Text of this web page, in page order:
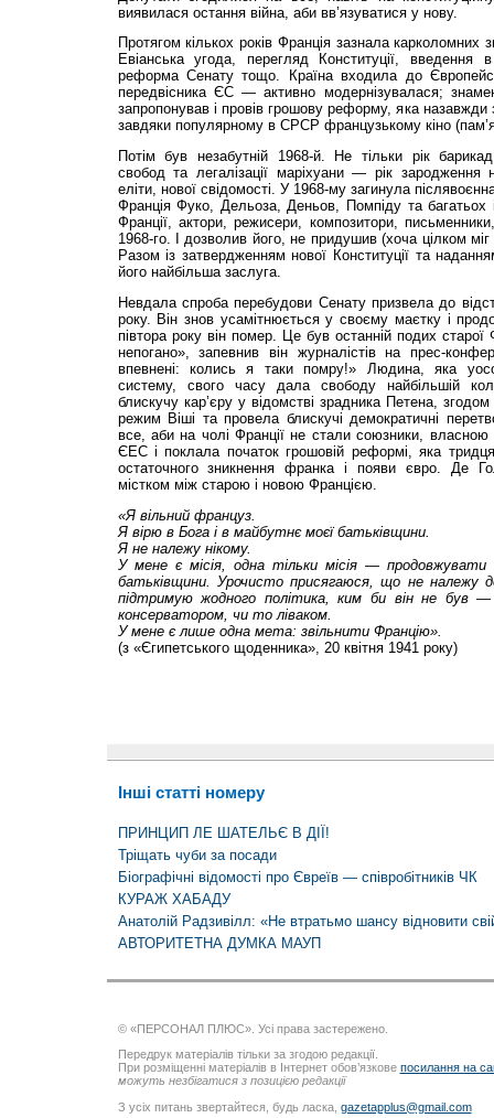
виявилася остання війна, аби вв’язуватися у нову.
Протягом кількох років Франція зазнала
Евіанська угода, перегляд Конституції, введення в
реформа Сенату тощо. Країна входила до
передвісника ЄС — активно модернізувалася;
запропонував і провів грошову реформу, яка назавжди
завдяки популярному в СРСР французькому кіно
Потім був незабутній 1968-й. Не тільки рік
свобод та лега­лізації маріхуани — рік зародження
еліти, нової свідомості. У 1968-му загинула
Франція Фуко, Дельоза, Деньов, Помпіду та багатьох
Франції, актори, режисери, композитори,
1968-го. І дозволив його, не придушив (хоча цілком
Разом із затвердженням нової Конституції та
його найбільша заслуга.
Невдала спроба перебудови Сенату призвела до
року. Він знов усамітнюється у своєму маєтку і
півтора року він помер. Це був останній подих
непогано», запевнив він журналістів на прес-
впевнені: колись я таки помру!» Людина, яка
систему, свого часу дала свободу найбільшій
блискучу кар’єру у відомстві зрадника Петена, згодом
режим Віші та провела блискучі демократичні
все, аби на чолі Франції не стали союзники,
ЄЕС і поклала початок грошовій реформі, яка
остаточного зникнення франка і появи євро. Де
містком між старою і новою Францією.
«Я вільний француз.
Я вірю в Бога і в майбутнє моєї батьківщини.
Я не належу нікому.
У мене є місія, одна тільки місія — продовжувати
батьківщини. Урочисто присягаюся, що не належу
підтримую жодного політика, ким би він не
консерватором, чи то ліваком.
У мене є лише одна мета: звільнити Францію».
(з «Єгипетського щоденника», 20 квітня 1941 року)
Інші статті номеру
ПРИНЦИП ЛЕ ШАТЕЛЬЄ В ДІЇ!
Тріщать чуби за посади
Біографічні відомості про Євреїв — співробітників ЧК
КУРАЖ ХАБАДУ
Анатолій Радзивілл: «Не втратьмо шансу відновити
АВТОРИТЕТНА ДУМКА МАУП
© «ПЕРСОНАЛ ПЛЮС». Усі права застережено.
Передрук матеріалів тільки за згодою редакції.
При розміщенні матеріалів в Інтернет обов’язкове посилання на
можуть незбігатися з позицією редакції
З усіх питань звертайтеся, будь ласка, gazetapplus@gmail.com